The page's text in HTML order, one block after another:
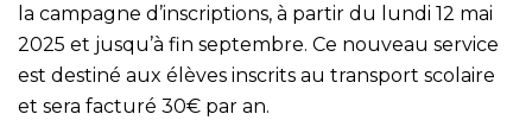
la campagne d’inscriptions, à partir du lundi 12 mai
2025 et jusqu’à fin septembre. Ce nouveau service
est destiné aux élèves inscrits au transport scolaire
et sera facturé 30€ par an.